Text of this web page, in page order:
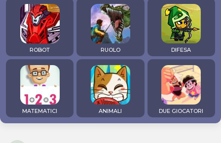
ROBOT RUOLO DIFESA
MATEMATICI ANIMALI DUE GIOCATORI